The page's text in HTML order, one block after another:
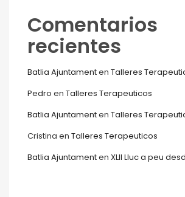
Comentarios
recientes
Batlia Ajuntamenten Talleres
Pedro en Talleres Terapeuticos
Batlia Ajuntamenten Talleres
Cristina en Talleres Terapeuticos
Batlia Ajuntamenten XLII Lluc a peu